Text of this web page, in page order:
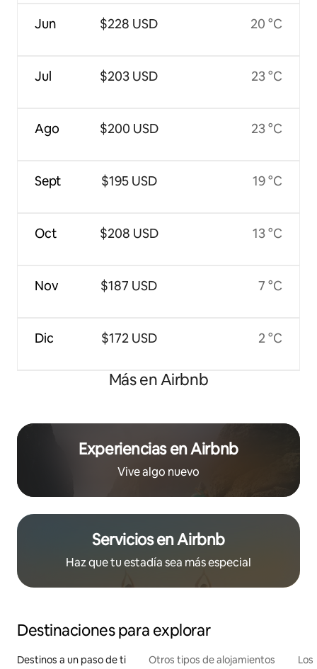
Jun
Jul
Ago
Sept
Oct
Nov
Dic
$228 USD
$203 USD
$200 USD
$195 USD
$208 USD
$187 USD
$172 USD
20 °C
23 °C
23 °C
19 °C
13 °C
7 °C
2 °C
Más en Airbnb
Experiencias en Airbnb
Vive algo nuevo
Servicios en Airbnb
Haz que tu estadía sea más especial
Destinaciones para explorar
Destinos a un paso de ti Otros tipos de alojamientos